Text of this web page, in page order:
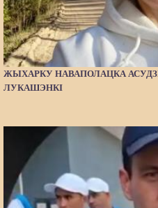
ЖЫХАРКУ НАВАПОЛАЦКА
ЛУКАШЭНКІ